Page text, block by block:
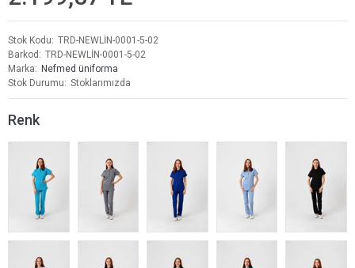
Stok Kodu
TRD-NEWLİN-0001-5-02
Barkod
TRD-NEWLİN-0001-5-02
Marka
Nefmed üniforma
Stok Durumu
Stoklarımızda
Renk